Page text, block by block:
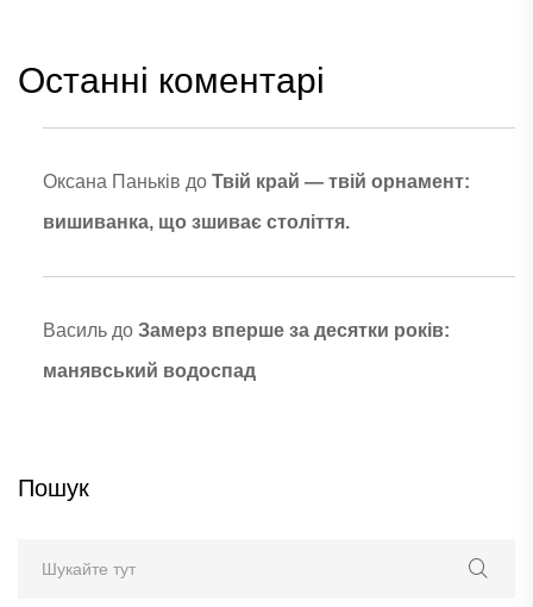
Останні коментарі
Оксана Паньків до Твій край — твій орнамент:
вишиванка, що зшиває століття.
Васильдо Замерз вперше за десятки років:
манявський водоспад
Пошук